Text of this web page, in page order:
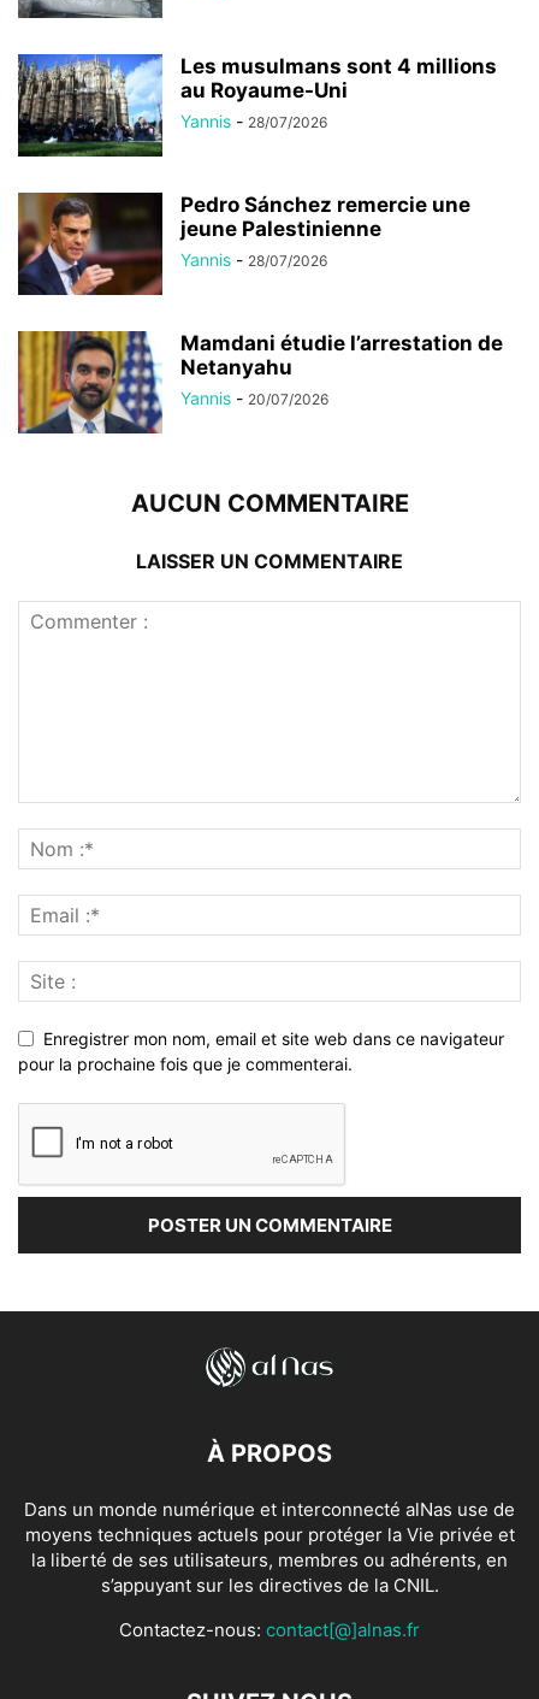
Les musulmans sont 4 millions
au Royaume-Uni
Yannis - 28/07/2026
Pedro Sánchez remercie une
jeune Palestinienne
Yannis - 28/07/2026
Mamdani étudie l’arrestation de
Netanyahu
Yannis - 20/07/2026
AUCUN COMMENTAIRE
LAISSER UN COMMENTAIRE
Enregistrer mon nom, email et site web dans ce navigateur
pour la prochaine fois que je commenterai.
À PROPOS
Dans un monde numérique et interconnecté alNas use de
moyens techniques actuels pour protéger la Vie privée et
la liberté de ses utilisateurs, membres ou adhérents, en
s’appuyant sur les directives de la CNIL.
Contactez-nous: contact[@]alnas.fr